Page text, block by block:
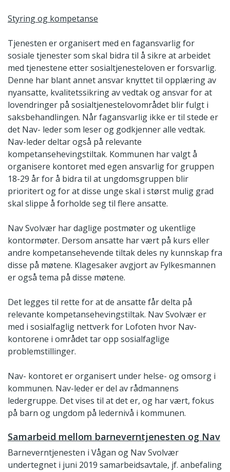
Styring og kompetanse
Tjenesten er organisert med en fagansvarlig for
sosiale tjenester som skal bidra til å sikre at arbeidet
med tjenestene etter sosialtjenesteloven er forsvarlig.
Denne har blant annet ansvar knyttet til opplæring av
nyansatte, kvalitetssikring av vedtak og ansvar for at
lovendringer på sosialtjenestelovområdet blir fulgt i
saksbehandlingen. Når fagansvarlig ikke er til stede er
det Nav- leder som leser og godkjenner alle vedtak.
Nav-leder deltar også på relevante
kompetansehevingstiltak. Kommunen har valgt å
organisere kontoret med egen ansvarlig for gruppen
18-29 år for å bidra til at ungdomsgruppen blir
prioritert og for at disse unge skal i størst mulig grad
skal slippe å forholde seg til flere ansatte.
Nav Svolvær har daglige postmøter og ukentlige
kontormøter. Dersom ansatte har vært på kurs eller
andre kompetansehevende tiltak deles ny kunnskap fra
disse på møtene. Klagesaker avgjort av Fylkesmannen
er også tema på disse møtene.
Det legges til rette for at de ansatte får delta på
relevante kompetansehevingstiltak. Nav Svolvær er
med i sosialfaglig nettverk for Lofoten hvor Nav-
kontorene i området tar opp sosialfaglige
problemstillinger.
Nav- kontoret er organisert under helse- og omsorg i
kommunen. Nav-leder er del av rådmannens
ledergruppe. Det vises til at det er, og har vært, fokus
på barn og ungdom på ledernivå i kommunen.
Samarbeid mellom barneverntjenesten og Nav
Barneverntjenesten i Vågan og Nav Svolvær
undertegnet i juni 2019 samarbeidsavtale, jf. anbefaling